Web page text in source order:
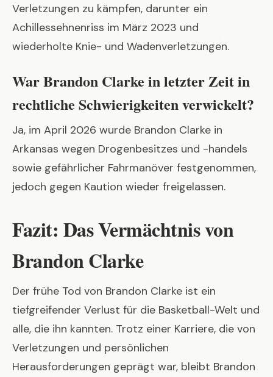
Verletzungen zu kämpfen, darunter ein
Achillessehnenriss im März 2023 und
wiederholte Knie- und Wadenverletzungen.
War Brandon Clarke in letzter Zeit in
rechtliche Schwierigkeiten verwickelt?
Ja, im April 2026 wurde Brandon Clarke in
Arkansas wegen Drogenbesitzes und -handels
sowie gefährlicher Fahrmanöver festgenommen,
jedoch gegen Kaution wieder freigelassen.
Fazit: Das Vermächtnis von
Brandon Clarke
Der frühe Tod von Brandon Clarke ist ein
tiefgreifender Verlust für die Basketball-Welt und
alle, die ihn kannten. Trotz einer Karriere, die von
Verletzungen und persönlichen
Herausforderungen geprägt war, bleibt Brandon